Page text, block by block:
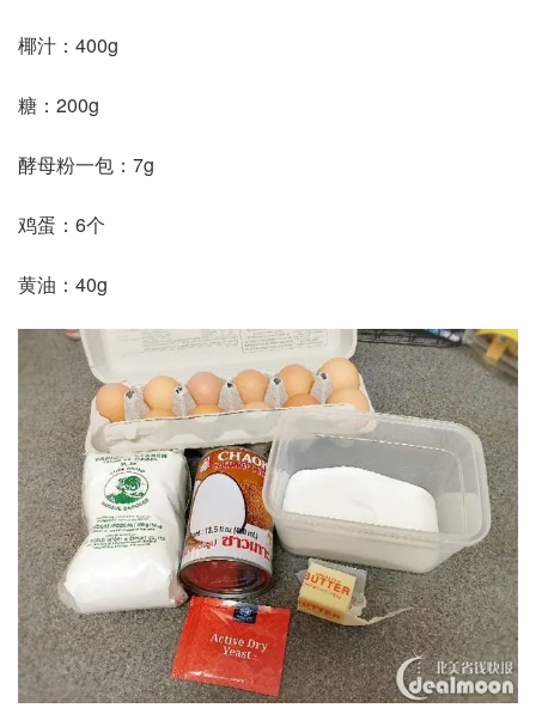
椰汁：400g
糖：200g
酵母粉一包：7g
鸡蛋：6个
黄油：40g